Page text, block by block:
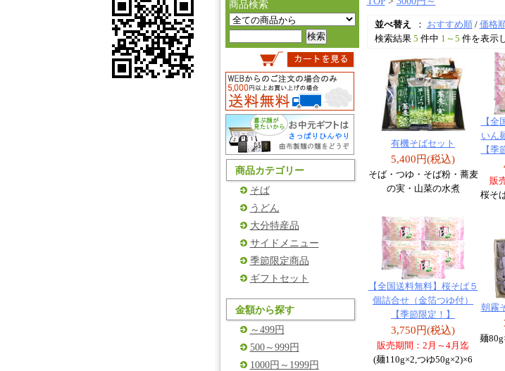
並べ替え ： おすすめ順 / 価格
検索結果 5 件中 1～5 件を表示
有機そばセット
5,400円(税込)
そば・つゆ・そば粉・蕎麦
の実・山菜の水煮
【全
いん
【季
販
桜そ
【全国送料無料】桜そば５
個詰合せ（金箔つゆ付）
【季節限定！】
3,750円(税込)
販売期間：2月～4月迄
(麺110g×2,つゆ50g×2)×6
朝霧
麺
商品検索
商品カテゴリー
そば
うどん
大分特産品
サイドメニュー
季節限定商品
ギフトセット
金額から探す
～499円
500～999円
1000円～1999円